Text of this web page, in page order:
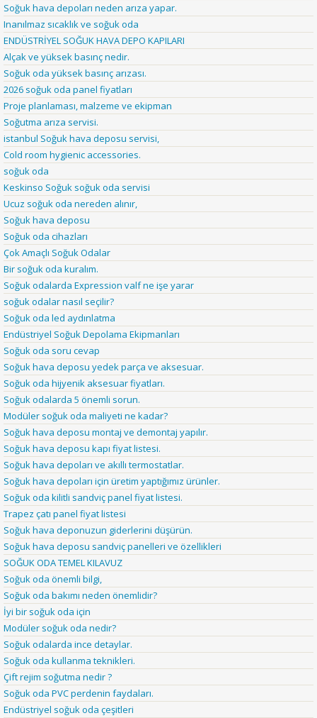
Soğuk hava depoları neden arıza yapar.
Inanılmaz sıcaklık ve soğuk oda
ENDÜSTRİYEL SOĞUK HAVA DEPO KAPILARI
Alçak ve yüksek basınç nedir.
Soğuk oda yüksek basınç arızası.
2026 soğuk oda panel fiyatları
Proje planlaması, malzeme ve ekipman
Soğutma arıza servisi.
istanbul Soğuk hava deposu servisi,
Cold room hygienic accessories.
soğuk oda
Keskinso Soğuk soğuk oda servisi
Ucuz soğuk oda nereden alınır,
Soğuk hava deposu
Soğuk oda cihazları
Çok Amaçlı Soğuk Odalar
Bir soğuk oda kuralım.
Soğuk odalarda Expression valf ne işe yarar
soğuk odalar nasıl seçilir?
Soğuk oda led aydınlatma
Endüstriyel Soğuk Depolama Ekipmanları
Soğuk oda soru cevap
Soğuk hava deposu yedek parça ve aksesuar.
Soğuk oda hijyenik aksesuar fiyatları.
Soğuk odalarda 5 önemli sorun.
Modüler soğuk oda maliyeti ne kadar?
Soğuk hava deposu montaj ve demontaj yapılır.
Soğuk hava deposu kapı fiyat listesi.
Soğuk hava depoları ve akıllı termostatlar.
Soğuk hava depoları için üretim yaptığımız ürünler.
Soğuk oda kilitli sandviç panel fiyat listesi.
Trapez çatı panel fiyat listesi
Soğuk hava deponuzun giderlerini düşürün.
Soğuk hava deposu sandviç panelleri ve özellikleri
SOĞUK ODA TEMEL KILAVUZ
Soğuk oda önemli bilgi,
Soğuk oda bakımı neden önemlidir?
İyi bir soğuk oda için
Modüler soğuk oda nedir?
Soğuk odalarda ince detaylar.
Soğuk oda kullanma teknikleri.
Çift rejim soğutma nedir ?
Soğuk oda PVC perdenin faydaları.
Endüstriyel soğuk oda çeşitleri